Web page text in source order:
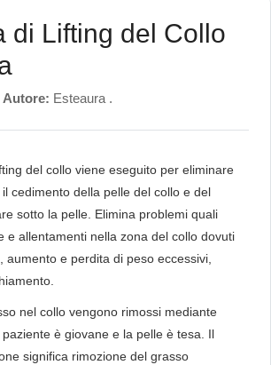
di Lifting del Collo
Autore: Esteaura .
del collo viene eseguito per eliminare
cedimento della pelle del collo e del
sotto la pelle. Elimina problemi quali
e allentamenti nella zona del collo dovuti
aumento e perdita di peso eccessivi,
nel collo vengono rimossi mediante
è giovane e la pelle è tesa. Il
significa rimozione del grasso